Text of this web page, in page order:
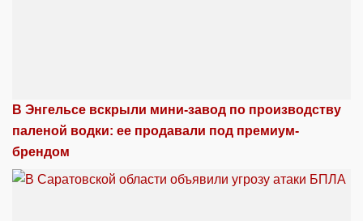
В Энгельсе вскрыли мини-завод по производству
паленой водки: ее продавали под премиум-
брендом